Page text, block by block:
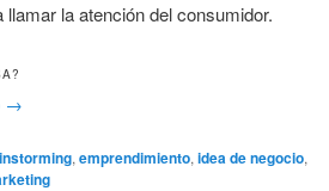
la atención del consumidor.
→
, emprendimiento, idea de negocio,